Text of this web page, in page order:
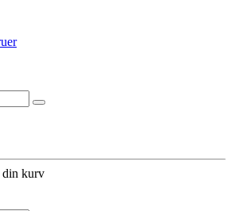
din kurv